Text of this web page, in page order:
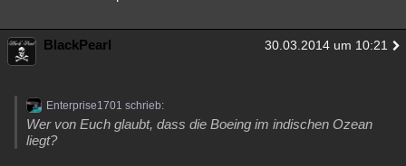
BlackPearl 30.03.2014 um 10:21
Enterprise1701 schrieb:
Wer von Euch glaubt, dass die Boeing im indischen Ozean
liegt?